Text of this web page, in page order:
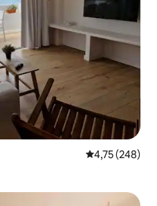
Priemerné
4,75 (248)